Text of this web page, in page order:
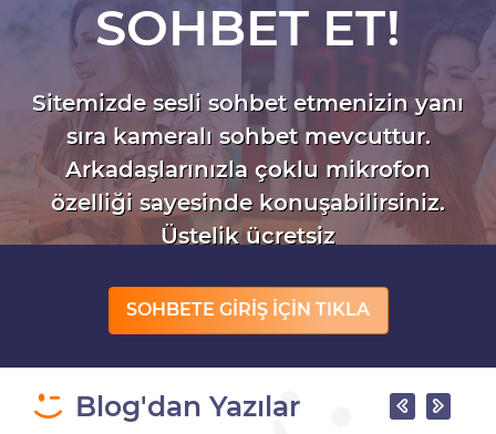
SOHBET ET!
Sitemizde sesli sohbet etmenizin yanı
sıra kameralı sohbet mevcuttur.
Arkadaşlarınızla çoklu mikrofon
özelliği sayesinde konuşabilirsiniz.
Üstelik ücretsiz
SOHBETE GİRİŞ İÇİN TIKLA
Blog'dan Yazılar